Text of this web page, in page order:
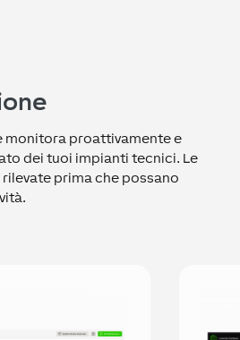
monitora proattivamente e
dei tuoi impianti tecnici. Le
prima che possano